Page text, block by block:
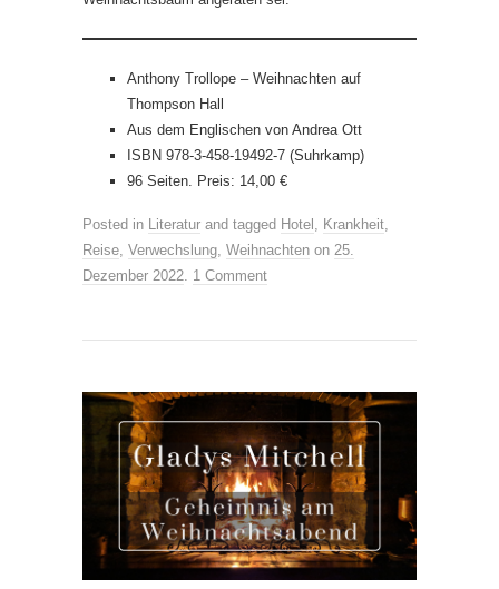
Anthony Trollope – Weihnachten auf
Thompson Hall
Aus dem Englischen von Andrea Ott
ISBN 978-3-458-19492-7 (Suhrkamp)
96 Seiten. Preis: 14,00 €
Posted in Literatur and tagged Hotel Krankheit
Reise Verwechslung Weihnachten on 25.
Dezember 2022 1 Comment